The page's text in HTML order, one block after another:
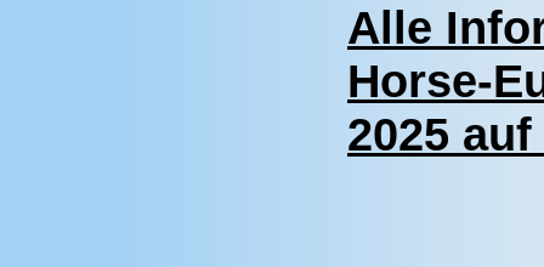
Alle
Horse-
2025